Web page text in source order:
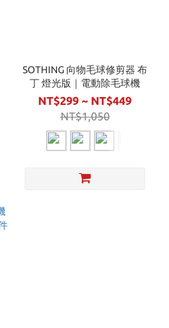
SOTHING 向物毛球修剪器 布
丁 燈光版｜電動除毛球機
NT$299 ~ NT$449
NT$1,050